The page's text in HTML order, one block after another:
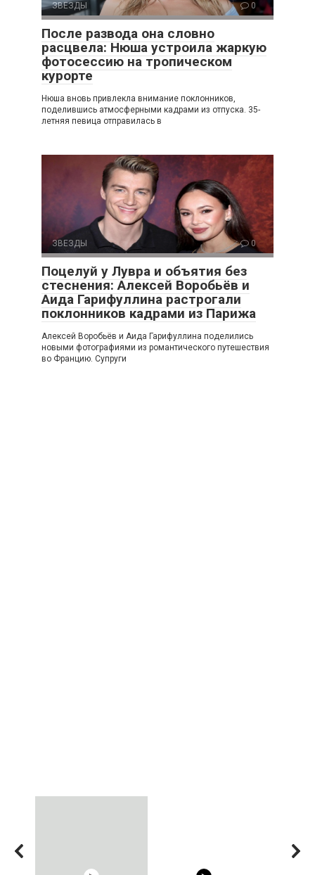
ЗВЕЗДЫ 0
После развода она словно
расцвела: Нюша устроила жаркую
фотосессию на тропическом
курорте
Нюша вновь привлекла внимание поклонников,
поделившись атмосферными кадрами из отпуска. 35-
летняя певица отправилась в
ЗВЕЗДЫ 0
Поцелуй у Лувра и объятия без
стеснения: Алексей Воробьёв и
Аида Гарифуллина растрогали
поклонников кадрами из Парижа
Алексей Воробьёв и Аида Гарифуллина поделились
новыми фотографиями из романтического путешествия
во Францию. Супруги